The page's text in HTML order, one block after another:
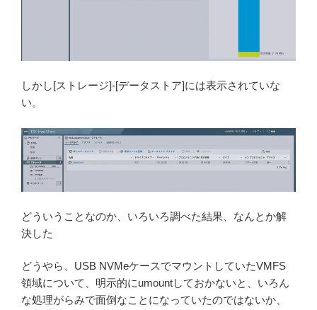
しかし[ストレージ]-[データストア]には表示されていな
い。
どういうことなのか、いろいろ調べた結果、なんとか解
決した
どうやら、USB NVMeケースでマウントしていたVMFS
領域について、明示的にumountしておかないと、いろん
な処理がらみで面倒なことになっていたのではないか、